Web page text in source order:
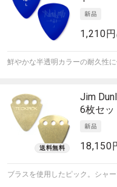
1,210円
鮮やかな半透明カラーの耐久性
Jim
6枚セッ
18,150
ブラスを使用したピック。シャ